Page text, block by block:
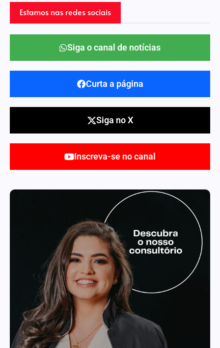
Estamos nas redes sociais
Siga o canal de notícias
Curta a página
Siga no X
Inscreva-se no canal